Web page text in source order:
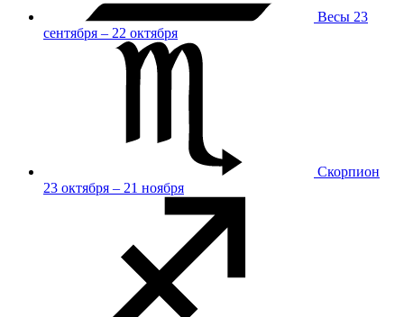
Весы 23
сентября – 22 октября
Скорпион
23 октября – 21 ноября